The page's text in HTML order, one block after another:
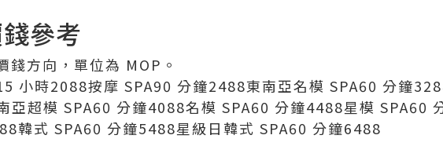
參考
錢方向，單位為 MOP。
小時2088按摩 SPA90 分鐘2488東南亞名模 SPA60 分鐘
亞超模 SPA60 分鐘4088名模 SPA60 分鐘4488星模 SPA60
韓式 SPA60 分鐘5488星級日韓式 SPA60 分鐘6488